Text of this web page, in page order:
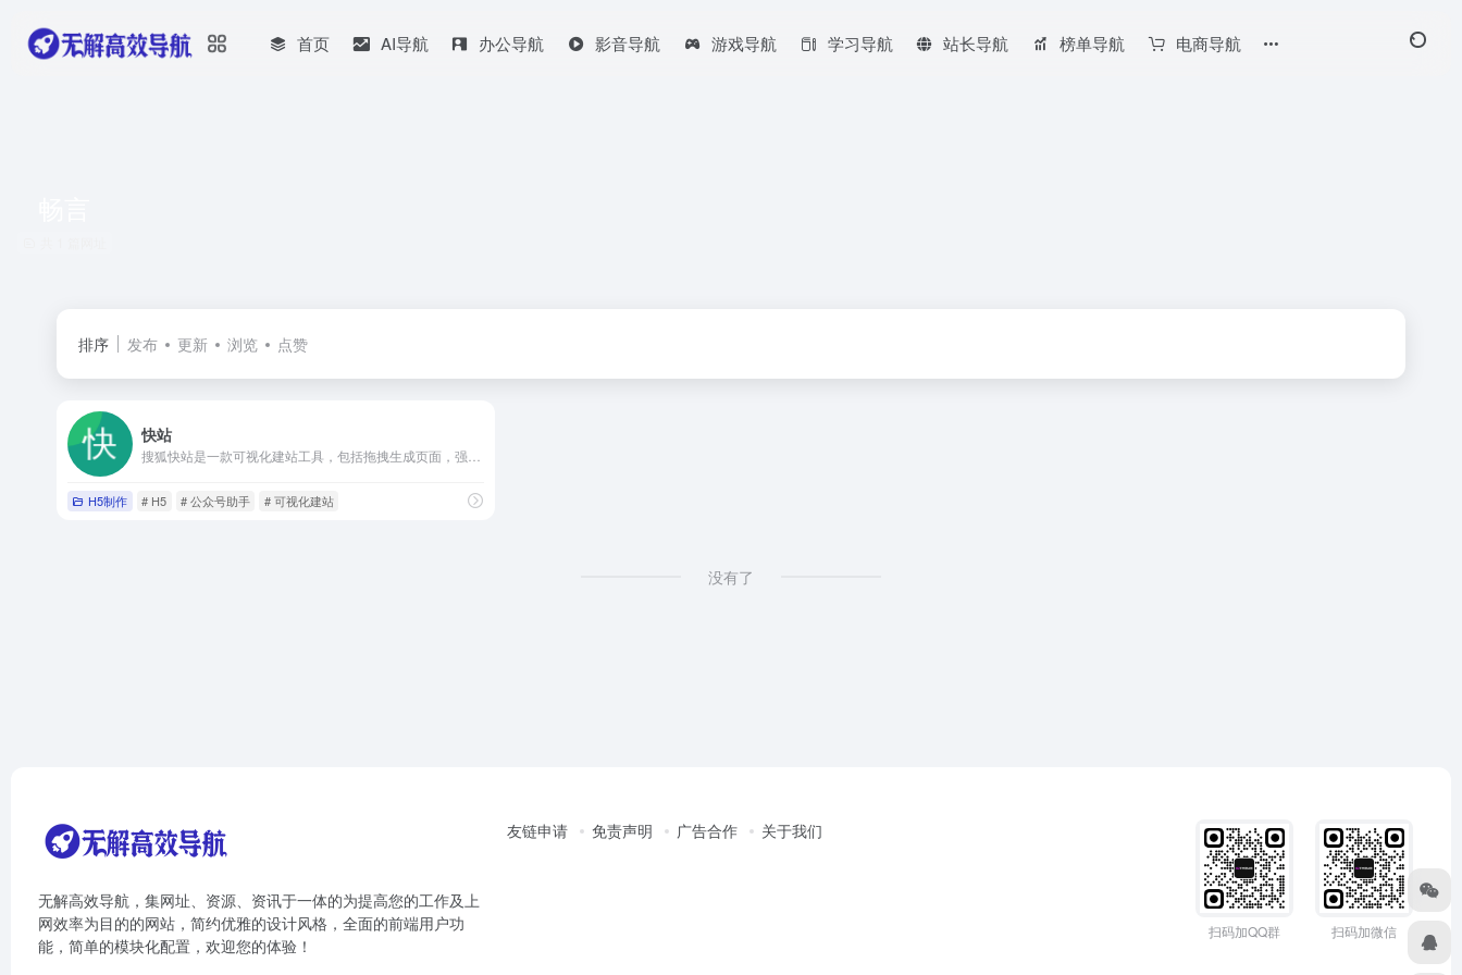
首页 AI导航 办公导航 影音导航 游戏导航 学习导航 站长导航 榜单导航 电商导航
排序 发布 更新 浏览 点赞
快站
H5制作 # H5 # 公众号助手 # 可视化建站
没有了
无解高效导航，集网址、资源、资讯于一体的为提高您的工作及上
网效率为目的的网站，简约优雅的设计风格，全面的前端用户功
能，简单的模块化配置，欢迎您的体验！
友链申请 免责声明 广告合作 关于我们
扫码加QQ群 扫码加微信